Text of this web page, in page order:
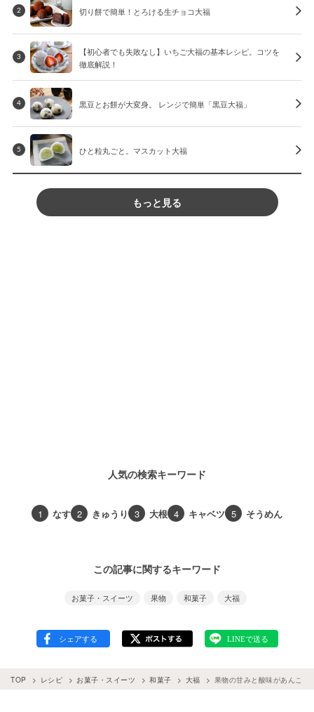
2 切り餅で簡単！とろける生チョコ大福
3
【初心者でも失敗なし】いちご大福の基本レシピ。コツを
徹底解説！
4 黒豆とお餅が大変身。 レンジで簡単「黒豆大福」
5 ひと粒丸ごと。マスカット大福
もっと見る
人気の検索キーワード
1 なす 2 きゅうり 3 大根 4 キャベツ 5 そうめん
この記事に関するキーワード
お菓子・スイーツ 果物 和菓子 大福
TOP レシピ お菓子・スイーツ 和菓子 大福 果物の甘みと酸味があんこに